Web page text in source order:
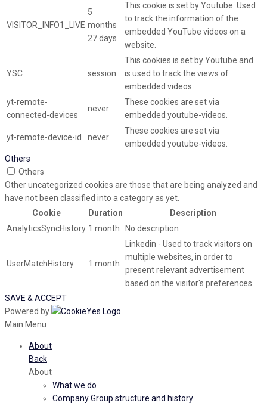
VISITOR_INFO1_LIVE
5
months
27 days
This cookie is set by Youtube. Used
to track the information of the
embedded YouTube videos on a
website.
YSC session
This cookies is set by Youtube and
is used to track the views of
embedded videos.
yt-remote-
connected-devices
never
These cookies are set via
embedded youtube-videos.
yt-remote-device-id never
These cookies are set via
embedded youtube-videos.
Others
Others
Other uncategorized cookies are those that are being analyzed and
have not been classified into a category as yet.
Cookie
Duration
Description
AnalyticsSyncHistory 1 month No description
UserMatchHistory 1 month
Linkedin - Used to track visitors on
multiple websites, in order to
present relevant advertisement
based on the visitor's preferences.
SAVE & ACCEPT
Powered by
Main Menu
About
Back
About
What we do
Company Group structure and history